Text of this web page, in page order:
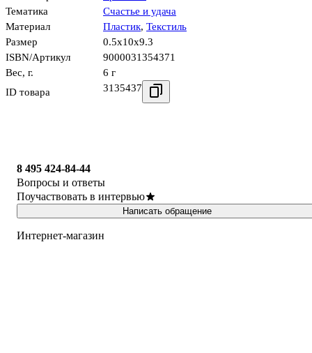
Тематика
Счастье и удача
Материал
Пластик, Текстиль
Размер
0.5x10x9.3
ISBN/Артикул
9000031354371
Вес, г.
6 г
ID товара
3135437
8 495 424-84-44
Вопросы и ответы
Поучаствовать в интервью
Написать обращение
Интернет-магазин